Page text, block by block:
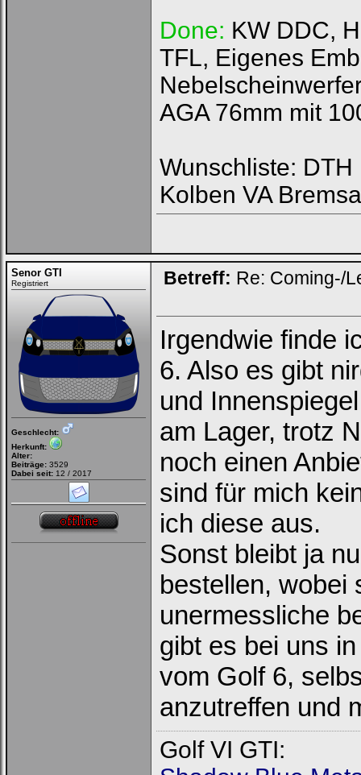
Done: KW DDC,
TFL, Eigenes
AGA 76mm mit
Wunschliste:
Kolben VA
Senor GTI
Registriert
Geschlecht:
Herkunft:
Alter:
Beiträge: 3529
Dabei seit: 12 / 2017
Betreff: Re: Coming-/
Irgendwie finde
6. Also es gibt
und
am Lager, trotz
noch einen
sind für mich
ich diese aus.
Sonst bleibt ja
bestellen, wobei
unermessliche
gibt es bei uns
vom Golf 6,
anzutreffen und
Golf VI GTI: